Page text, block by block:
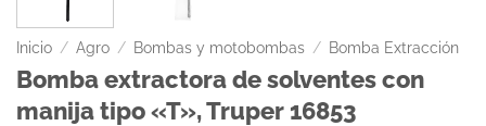
Inicio / Agro / Bombas y motobombas / Bomba Extracción
Bomba extractora de solventes con
manija tipo «T», Truper 16853